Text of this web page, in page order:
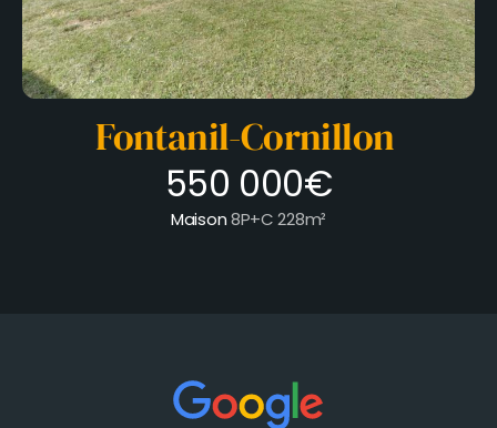
Fontanil-Cornillon
550 000€
Maison8P+C228m²